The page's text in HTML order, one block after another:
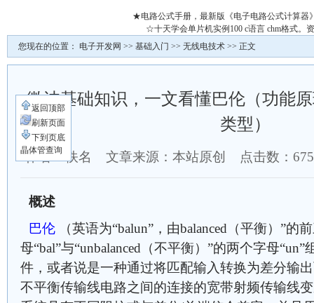
★电路公式手册，最新版《电子电路公式计算器
☆十天学会单片机实例100 c语言 chm格式。
您现在的位置： 电子开发网 >> 基础入门 >> 无线电技术 >> 正文
微波基础知识，一文看懂巴伦（功能
类型）
作者：佚名 文章来源：本站原创 点击数：
概述
巴伦
（英语为“balun”，由balanced（平衡）”的
母“bal”与“unbalanced（不平衡）”的两个字母
件，或者说是一种通过将匹配输入转换为差分输
不平衡传输线电路之间的连接的宽带射频传输线
返回顶部
刷新页面
下到页底
晶体管查询